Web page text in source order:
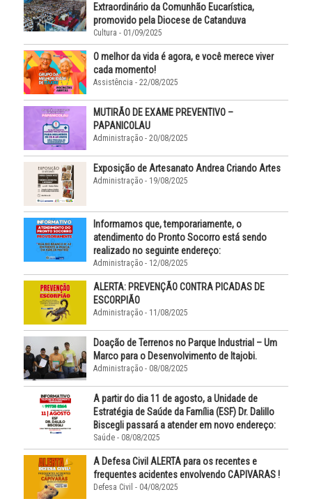
Extraordinário da Comunhão Eucarística,
promovido pela Diocese de Catanduva
Cultura - 01/09/2025
O melhor da vida é agora, e você merece viver
cada momento!
Assistência - 22/08/2025
MUTIRÃO DE EXAME PREVENTIVO –
PAPANICOLAU
Administração - 20/08/2025
Exposição de Artesanato Andrea Criando Artes
Administração - 19/08/2025
Informamos que, temporariamente, o
atendimento do Pronto Socorro está sendo
realizado no seguinte endereço:
Administração - 12/08/2025
ALERTA: PREVENÇÃO CONTRA PICADAS DE
ESCORPIÃO
Administração - 11/08/2025
Doação de Terrenos no Parque Industrial – Um
Marco para o Desenvolvimento de Itajobi.
Administração - 08/08/2025
A partir do dia 11 de agosto, a Unidade de
Estratégia de Saúde da Família (ESF) Dr. Dalillo
Biscegli passará a atender em novo endereço:
Saúde - 08/08/2025
A Defesa Civil ALERTA para os recentes e
frequentes acidentes envolvendo CAPIVARAS !
Defesa Civil - 04/08/2025